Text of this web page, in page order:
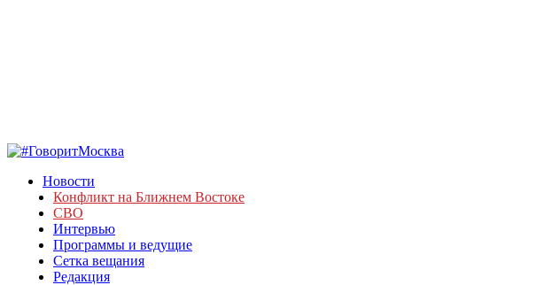
Новости
Конфликт на Ближнем Востоке
СВО
Интервью
Программы и ведущие
Сетка вещания
Редакция